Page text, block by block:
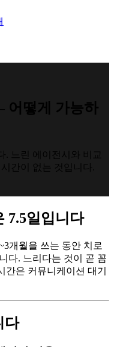
어떻게 가능하
. 느린 에이전시와 비교
간이 없는 것입니다.
7.5일입니다
개월을 쓰는 동안 치로
다. 느리다는 것이 곧 꼼
은 커뮤니케이션 대기
다